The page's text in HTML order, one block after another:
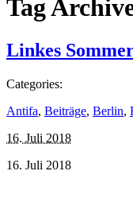
Tag
Linkes
Categories:
Antifa, Beiträge, Berlin,
16. Juli 2018
16. Juli 2018